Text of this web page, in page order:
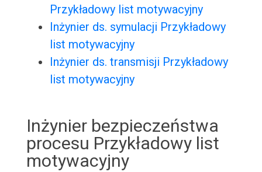
Przykładowy list motywacyjny
Inżynier ds. symulacji Przykładowy
list motywacyjny
Inżynier ds. transmisji Przykładowy
list motywacyjny
Inżynier bezpieczeństwa
procesu Przykładowy list
motywacyjny